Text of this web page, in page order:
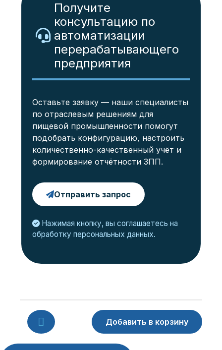
Получите
консультацию по
автоматизации
перерабатывающего
предприятия
Оставьте заявку — наши специалисты
по отраслевым решениям для
пищевой промышленности помогут
подобрать конфигурацию, настроить
количественно-качественный учёт и
формирование отчётности ЗПП.
Отправить запрос
Нажимая кнопку, вы соглашаетесь на
обработку персональных данных.